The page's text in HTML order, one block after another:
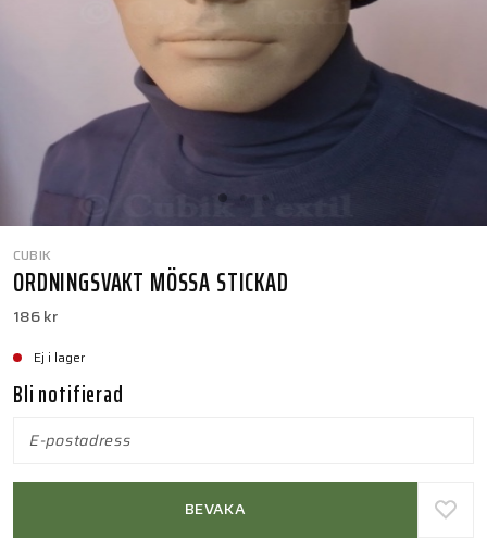
CUBIK
ORDNINGSVAKT MÖSSA STICKAD
186 kr
Ej i lager
Bli notifierad
BEVAKA